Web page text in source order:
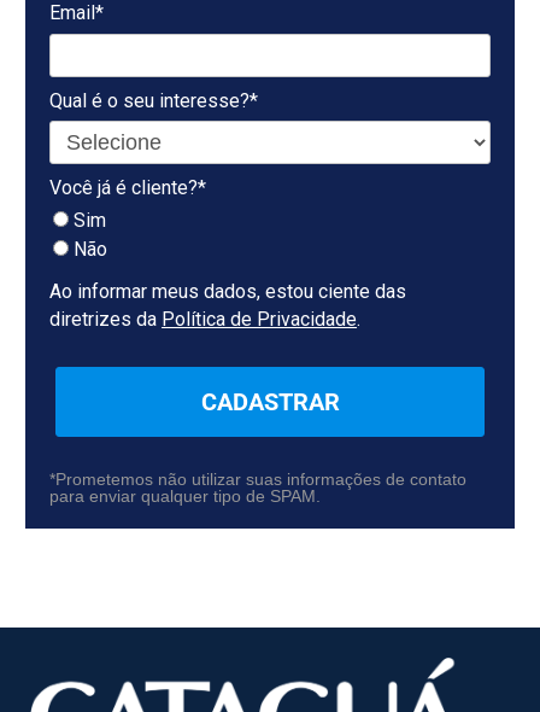
Email*
Qual é o seu interesse?*
Você já é cliente?*
Sim
Não
Ao informar meus dados, estou ciente das
diretrizes da Política de Privacidade.
CADASTRAR
*Prometemos não utilizar suas informações de contato
para enviar qualquer tipo de SPAM.